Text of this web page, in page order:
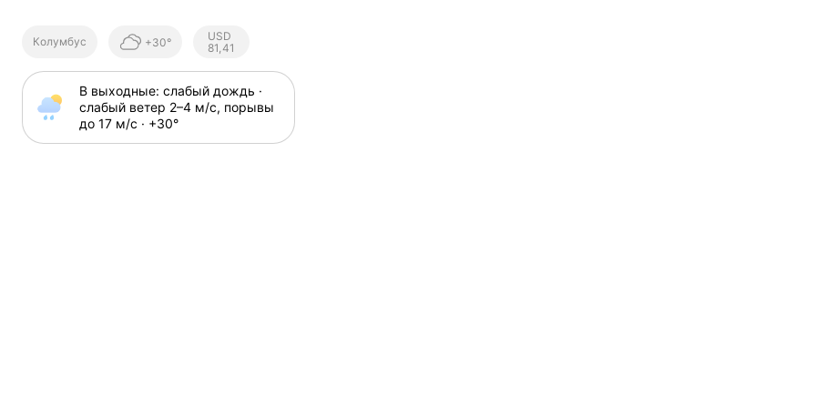
Колумбус +30°
Курсы ЦБ
РФ
USD
81,41
В выходные: слабый дождь ·
слабый ветер 2⁠–⁠4 м⁠/⁠с, порывы
до 17 м⁠/⁠с · +30⁠°